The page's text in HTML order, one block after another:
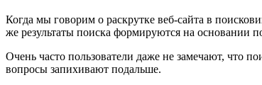
Когда мы говорим о раскрутке веб-сайта в
же результаты поиска формируются на основании
Очень часто пользователи даже не замечают, что
вопросы запихивают подальше.